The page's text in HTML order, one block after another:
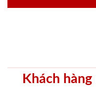
Khách